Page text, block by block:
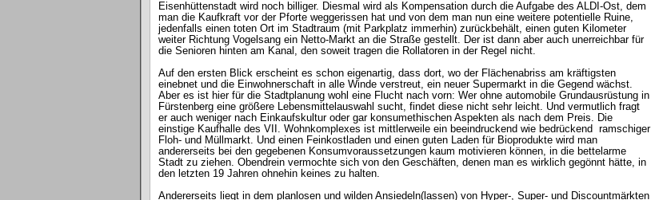
Eisenhüttenstadt wird noch billiger. Diesmal wird als Kompensation durch die Aufgabe des ALDI-Ost, dem
man die Kaufkraft vor der Pforte weggerissen hat und von dem man nun eine weitere potentielle Ruine,
jedenfalls einen toten Ort im Stadtraum (mit Parkplatz immerhin) zurückbehält, einen guten Kilometer
weiter Richtung Vogelsang ein Netto-Markt an die Straße gestellt. Der ist dann aber auch unerreichbar für
die Senioren hinten am Kanal, den soweit tragen die Rollatoren in der Regel nicht.
Auf den ersten Blick erscheint es schon eigenartig, dass dort, wo der Flächenabriss am kräftigsten
einebnet und die Einwohnerschaft in alle Winde verstreut, ein neuer Supermarkt in die Gegend wächst.
Aber es ist hier für die Stadtplanung wohl eine Flucht nach vorn: Wer ohne automobile Grundausrüstung in
Fürstenberg eine größere Lebensmittelauswahl sucht, findet diese nicht sehr leicht. Und vermutlich fragt
er auch weniger nach Einkaufskultur oder gar konsumethischen Aspekten als nach dem Preis. Die
einstige Kaufhalle des VII. Wohnkomplexes ist mittlerweile ein beeindruckend wie bedrückend ramschiger
Floh- und Müllmarkt. Und einen Feinkostladen und einen guten Laden für Bioprodukte wird man
andererseits bei den gegebenen Konsumvoraussetzungen kaum motivieren können, in die bettelarme
Stadt zu ziehen. Obendrein vermochte sich von den Geschäften, denen man es wirklich gegönnt hätte, in
den letzten 19 Jahren ohnehin keines zu halten.
Andererseits liegt in dem planlosen und wilden Ansiedeln(lassen) von Hyper-, Super- und Discountmärkten